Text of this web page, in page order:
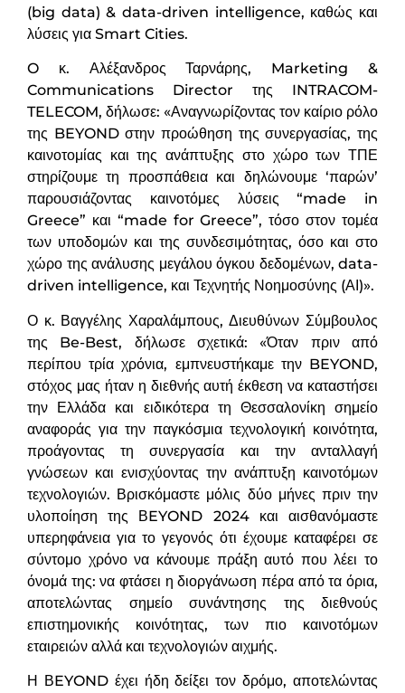
(big data) & data-driven intelligence, καθώς και
λύσεις για Smart Cities.
O κ. Αλέξανδρος Ταρνάρης, Marketing &
Communications Director της INTRACOM-
TELECOM, δήλωσε: «Αναγνωρίζοντας τον καίριο ρόλο
της BEYOND στην προώθηση της συνεργασίας, της
καινοτομίας και της ανάπτυξης στο χώρο των ΤΠΕ
στηρίζουμε τη προσπάθεια και δηλώνουμε ‘παρών’
παρουσιάζοντας καινοτόμες λύσεις “made in
Greece” και “made for Greece”, τόσο στον τομέα
των υποδομών και της συνδεσιμότητας, όσο και στο
χώρο της ανάλυσης μεγάλου όγκου δεδομένων, data-
driven intelligence, και Τεχνητής Νοημοσύνης (ΑΙ)».
Ο κ. Βαγγέλης Χαραλάμπους, Διευθύνων Σύμβουλος
της Be-Best, δήλωσε σχετικά: «Όταν πριν από
περίπου τρία χρόνια, εμπνευστήκαμε την BEYOND,
στόχος μας ήταν η διεθνής αυτή έκθεση να καταστήσει
την Ελλάδα και ειδικότερα τη Θεσσαλονίκη σημείο
αναφοράς για την παγκόσμια τεχνολογική κοινότητα,
προάγοντας τη συνεργασία και την ανταλλαγή
γνώσεων και ενισχύοντας την ανάπτυξη καινοτόμων
τεχνολογιών. Βρισκόμαστε μόλις δύο μήνες πριν την
υλοποίηση της ΒEYOND 2024 και αισθανόμαστε
υπερηφάνεια για το γεγονός ότι έχουμε καταφέρει σε
σύντομο χρόνο να κάνουμε πράξη αυτό που λέει το
όνομά της: να φτάσει η διοργάνωση πέρα από τα όρια,
αποτελώντας σημείο συνάντησης της διεθνούς
επιστημονικής κοινότητας, των πιο καινοτόμων
εταιρειών αλλά και τεχνολογιών αιχμής.
Η ΒEYOND έχει ήδη δείξει τον δρόμο, αποτελώντας